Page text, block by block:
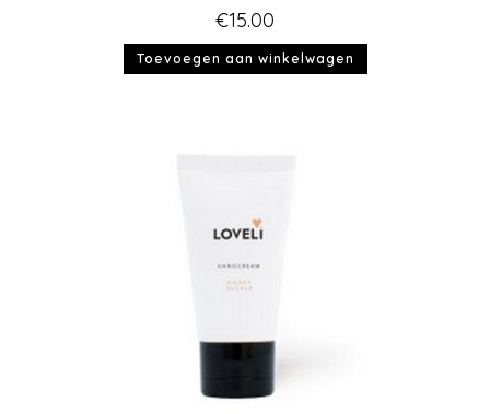
€15.00
Toevoegen aan winkelwagen